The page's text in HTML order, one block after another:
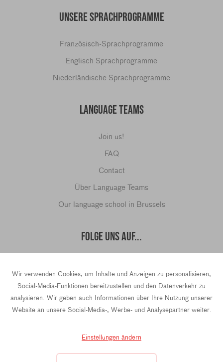
Wir verwenden Cookies, um Inhalte und Anzeigen zu personalisieren,
Social-Media-Funktionen bereitzustellen und den Datenverkehr zu
analysieren. Wir geben auch Informationen über Ihre Nutzung unserer
Website an unsere Social-Media-, Werbe- und Analysepartner weiter.
Einstellungen ändern
UNSERE SPRACHPROGRAMME
Französisch-Sprachprogramme
Englisch Sprachprogramme
Niederländische Sprachprogramme
LANGUAGE TEAMS
Join us!
FAQ
Contact
Über Language Teams
Our language school in Brussels
FOLGE UNS AUF...
hello@languageteams.com
Privacy Policy
Terms & conditions
43 Rue La Fayette, 4th Floor, 75009 Paris, France